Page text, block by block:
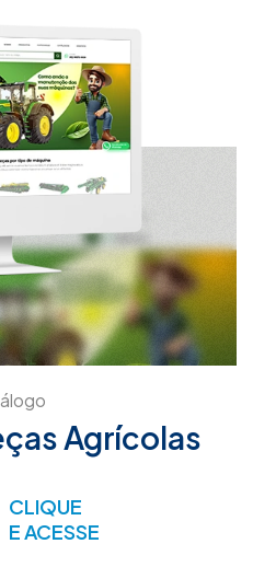
Agrícolas
CLIQUE
E ACESSE